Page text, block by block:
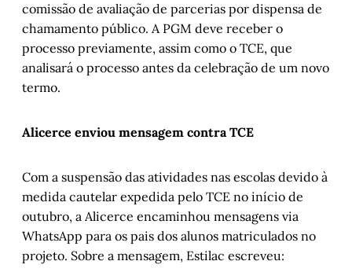
comissão de avaliação de parcerias por dispensa de
chamamento público. A PGM deve receber o
processo previamente, assim como o TCE, que
analisará o processo antes da celebração de um novo
termo.
Alicerce enviou mensagem contra TCE
Com a suspensão das atividades nas escolas devido à
medida cautelar expedida pelo TCE no início de
outubro, a Alicerce encaminhou mensagens via
WhatsApp para os pais dos alunos matriculados no
projeto. Sobre a mensagem, Estilac escreveu: